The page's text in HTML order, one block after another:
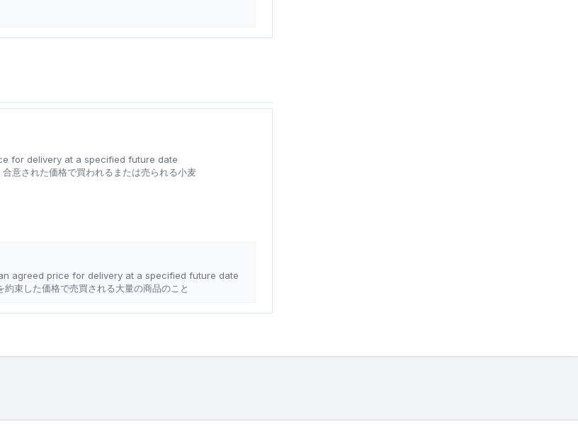
for delivery at a specified future date
意された価格で買われるまたは売られる小麦
agreed price for delivery at a specified future date
束した価格で売買される大量の商品のこと